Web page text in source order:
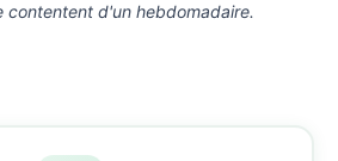
d'un hebdomadaire.